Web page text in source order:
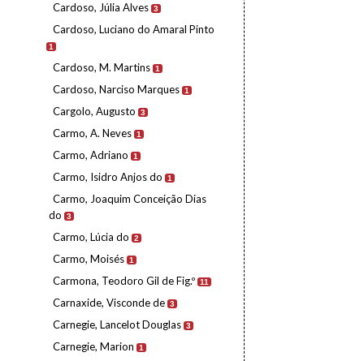
Cardoso, Júlia Alves 3
Cardoso, Luciano do Amaral Pinto
1
Cardoso, M. Martins 1
Cardoso, Narciso Marques 1
Cargolo, Augusto 3
Carmo, A. Neves 1
Carmo, Adriano 1
Carmo, Isidro Anjos do 1
Carmo, Joaquim Conceição Dias
do
3
Carmo, Lúcia do 2
Carmo, Moisés 1
Carmona, Teodoro Gil de Fig.º 11
Carnaxide, Visconde de 3
Carnegie, Lancelot Douglas 3
Carnegie, Marion 1